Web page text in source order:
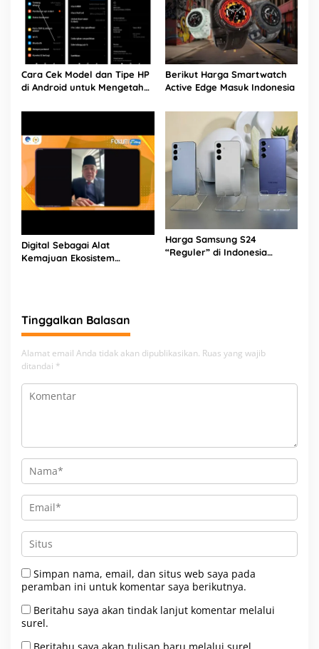
Cara Cek Model dan Tipe HP
di Android untuk Mengetahui
Berikut Harga Smartwatch
Active Edge Masuk Indonesia
Digital Sebagai Alat
Kemajuan Ekosistem
Harga Samsung S24
“Reguler” di Indonesia
Tinggalkan Balasan
Alamat email Anda tidak akan dipublikasikan. Ruas yang wajib
ditandai *
Simpan nama, email, dan situs web saya pada
peramban ini untuk komentar saya berikutnya.
Beritahu saya akan tindak lanjut komentar melalui
surel.